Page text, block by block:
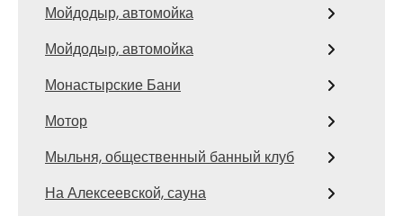
Мойдодыр, автомойка
Мойдодыр, автомойка
Монастырские Бани
Мотор
Мыльня, общественный банный клуб
На Алексеевской, сауна